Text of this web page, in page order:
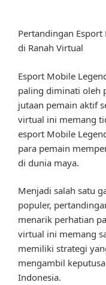
Pertandingan
di Ranah Virtual
Esport Mobile
paling diminati oleh
jutaan pemain aktif
virtual ini memang
esport Mobile
para pemain
di dunia maya.
Menjadi salah satu
populer,
menarik perhatian
virtual ini memang
memiliki strategi
mengambil
Indonesia.